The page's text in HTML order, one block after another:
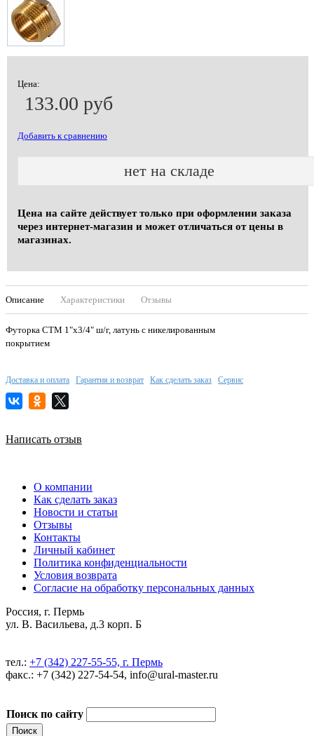
Цена:
133.00 руб
Добавить к сравнению
нет на складе
Цена на сайте действует только при оформлении заказа
через интернет-магазин и может отличаться от цены в
магазинах.
Описание Характеристики Отзывы
Футорка СТМ 1"х3/4" ш/г, латунь с никелированным
покрытием
Доставка и оплата Гарантия и возврат Как сделать заказ Сервис
Написать отзыв
О компании
Как сделать заказ
Новости и статьи
Отзывы
Контакты
Личный кабинет
Политика конфиденциальности
Условия возврата
Согласие на обработку персональных данных
Россия, г. Пермь
ул. В. Васильева, д.3 корп. Б
тел.: +7 (342) 227-55-55, г. Пермь
факс.: +7 (342) 227-54-54, info@ural-master.ru
Поиск по сайту